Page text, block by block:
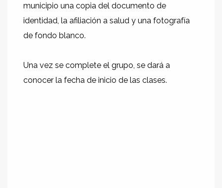
municipio una copia del documento de
identidad, la afiliación a salud y una fotografía
de fondo blanco.
Una vez se complete el grupo, se dará a
conocer la fecha de inicio de las clases.